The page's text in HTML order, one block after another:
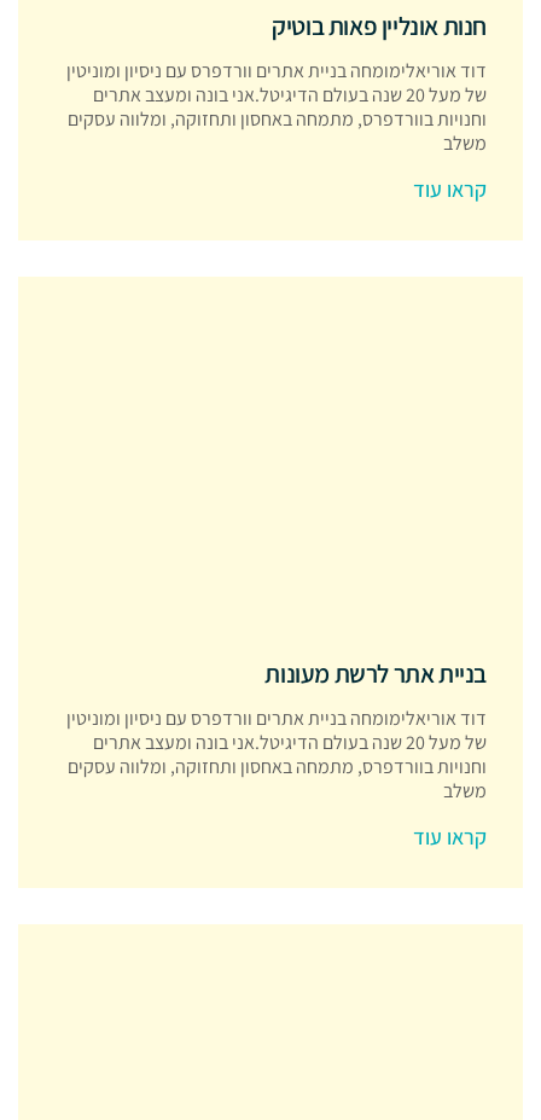
חנות אונליין פאות בוטיק
דוד אוריאלימומחה בניית אתרים וורדפרס עם ניסיון ומוניטין
של מעל 20 שנה בעולם הדיגיטל.אני בונה ומעצב אתרים
וחנויות בוורדפרס, מתמחה באחסון ותחזוקה, ומלווה עסקים
משלב
קראו עוד
בניית אתר לרשת מעונות
דוד אוריאלימומחה בניית אתרים וורדפרס עם ניסיון ומוניטין
של מעל 20 שנה בעולם הדיגיטל.אני בונה ומעצב אתרים
וחנויות בוורדפרס, מתמחה באחסון ותחזוקה, ומלווה עסקים
משלב
קראו עוד